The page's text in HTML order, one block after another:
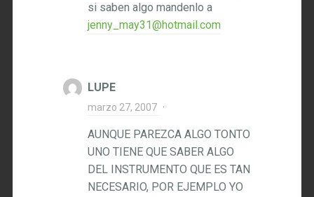
si saben algo mandenlo a
jenny_may31@hotmail.com
LUPE
marzo 27, 2007 ·
AUNQUE PAREZCA ALGO TONTO
UNO TIENE QUE SABER ALGO
DEL INSTRUMENTO QUE ES TAN
NECESARIO, POR EJEMPLO YO